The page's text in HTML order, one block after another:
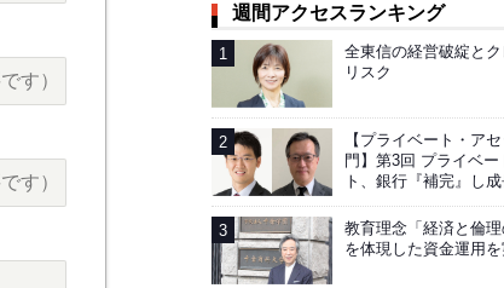
週間アクセスランキング
全東信の経営破綻とク
リスク
【プライベート・ア
門】第3回 プライベー
ト、銀行『補完』し
教育理念「経済と倫理
を体現した資金運用を